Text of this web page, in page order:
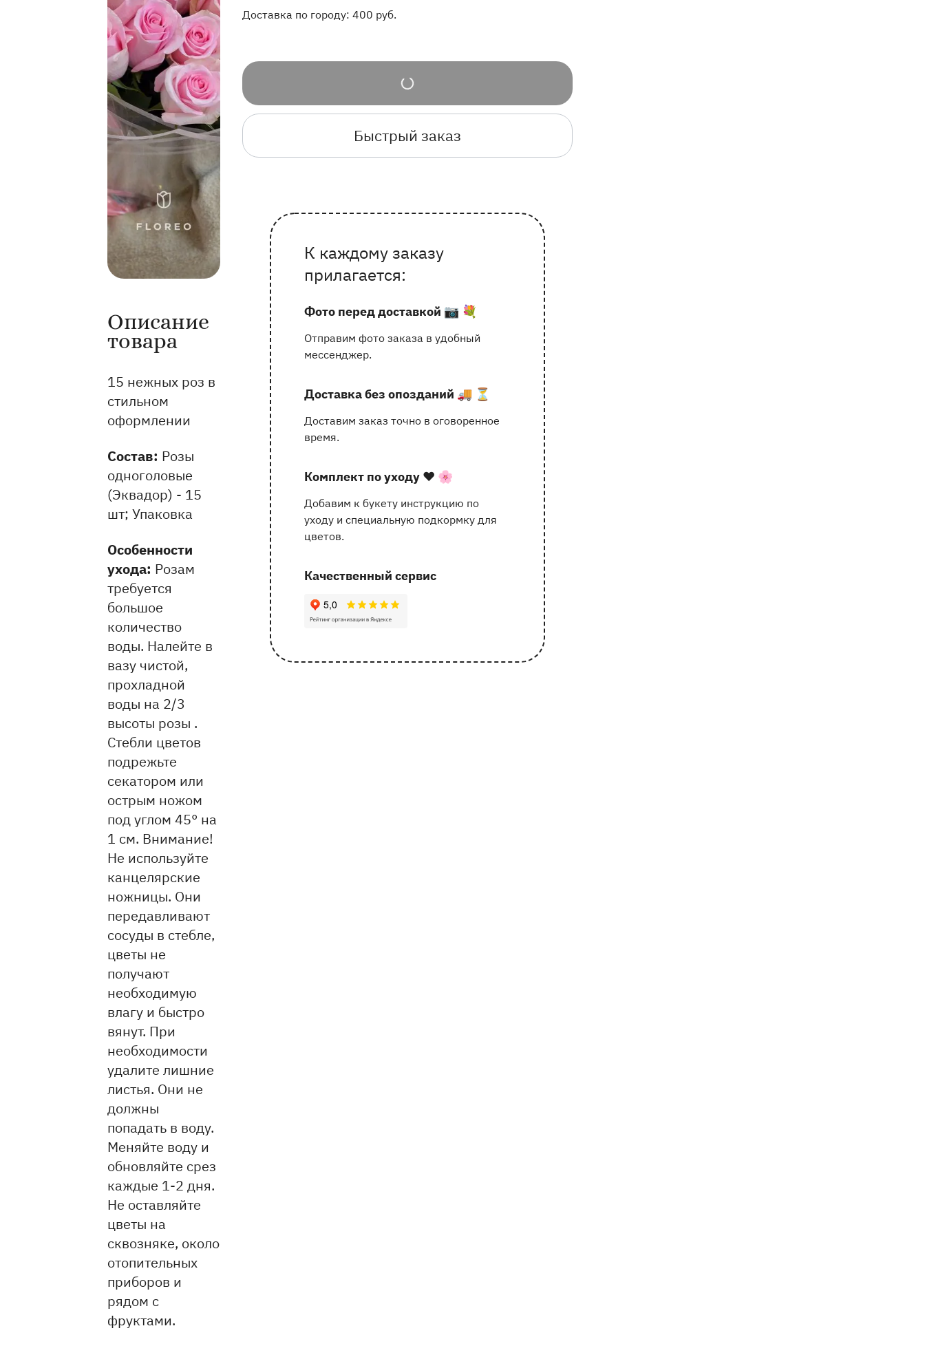
Доставка по городу: 400 руб.
Быстрый заказ
Почему выбирают Флорео
К каждому заказу
прилагается:
Фото перед доставкой 📷 💐
Отправим фото заказа в удобный
мессенджер.
Доставка без опозданий 🚚 ⏳
Доставим заказ точно в оговоренное
время.
Комплект по уходу ❤️ 🌸
Добавим к букету инструкцию по
уходу и специальную подкормку для
цветов.
Качественный сервис
162 отзыва с оценкой 5.0 ⭐
Информация о товаре и оказываемых услугах
Описание
товара
15 нежных роз в
стильном
оформлении
Состав: Розы
одноголовые
(Эквадор) - 15
шт; Упаковка
Особенности
ухода: Розам
требуется
большое
количество
воды. Налейте в
вазу чистой,
прохладной
воды на 2/3
высоты розы .
Стебли цветов
подрежьте
секатором или
острым ножом
под углом 45° на
1 см. Внимание!
Не используйте
канцелярские
ножницы. Они
передавливают
сосуды в стебле,
цветы не
получают
необходимую
влагу и быстро
вянут. При
необходимости
удалите лишние
листья. Они не
должны
попадать в воду.
Меняйте воду и
обновляйте срез
каждые 1-2 дня.
Не оставляйте
цветы на
сквозняке, около
отопительных
приборов и
рядом с
фруктами.